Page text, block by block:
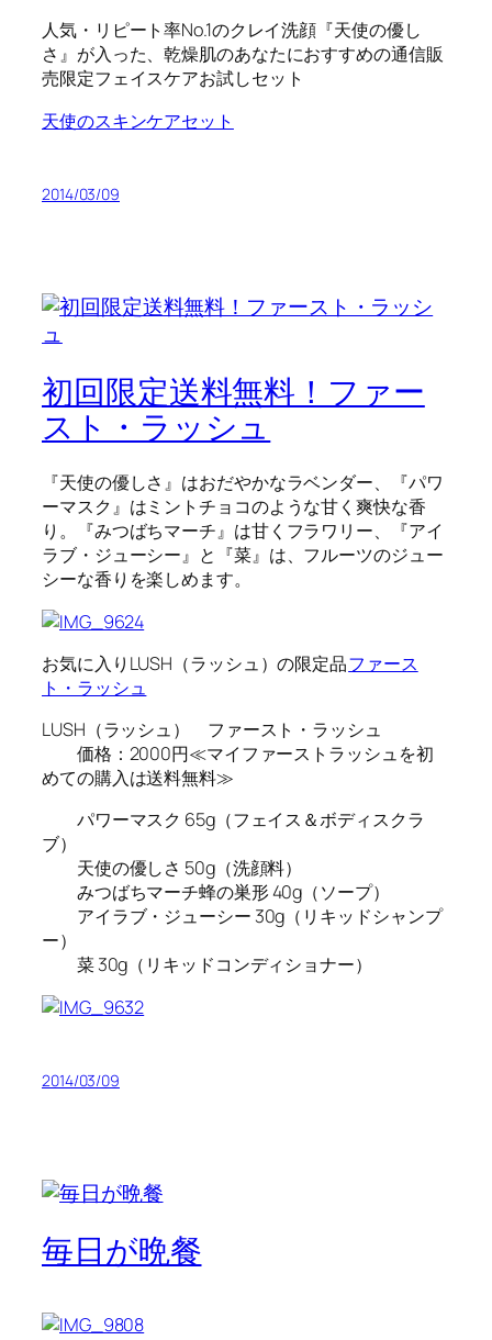
人気・リピート率No.1のクレイ洗顔『天使の優し
さ』が入った、乾燥肌のあなたにおすすめの通信販
売限定フェイスケアお試しセット
天使のスキンケアセット
2014/03/09
初回限定送料無料！ファー
スト・ラッシュ
『天使の優しさ』はおだやかなラベンダー、『パワ
ーマスク』はミントチョコのような甘く爽快な香
り。『みつばちマーチ』は甘くフラワリー、『アイ
ラブ・ジューシー』と『菜』は、フルーツのジュー
シーな香りを楽しめます。
お気に入りLUSH（ラッシュ）の限定品ファース
ト・ラッシュ
LUSH（ラッシュ） ファースト・ラッシュ
価格：2000円≪マイファーストラッシュを初
めての購入は送料無料≫
パワーマスク 65g（フェイス＆ボディスクラ
ブ）
天使の優しさ 50g（洗顔料）
みつばちマーチ蜂の巣形 40g（ソープ）
アイラブ・ジューシー 30g（リキッドシャンプ
ー）
菜 30g（リキッドコンディショナー）
2014/03/09
毎日が晩餐